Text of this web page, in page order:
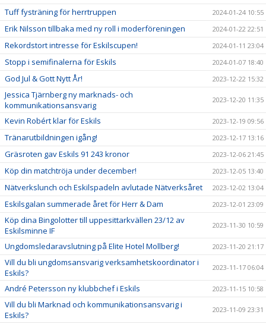
Tuff fysträning för herrtruppen 2024-01-24 10:55
Erik Nilsson tillbaka med ny roll i moderföreningen 2024-01-22 22:51
Rekordstort intresse för Eskilscupen! 2024-01-11 23:04
Stopp i semifinalerna för Eskils 2024-01-07 18:40
God Jul & Gott Nytt År! 2023-12-22 15:32
Jessica Tjärnberg ny marknads- och
kommunikationsansvarig
2023-12-20 11:35
Kevin Robért klar för Eskils 2023-12-19 09:56
Tränarutbildningen igång! 2023-12-17 13:16
Gräsroten gav Eskils 91 243 kronor 2023-12-06 21:45
Köp din matchtröja under december! 2023-12-05 13:40
Nätverkslunch och Eskilspadeln avlutade Nätverksåret 2023-12-02 13:04
Eskilsgalan summerade året för Herr & Dam 2023-12-01 23:09
Köp dina Bingolotter till uppesittarkvällen 23/12 av
Eskilsminne IF
2023-11-30 10:59
Ungdomsledaravslutning på Elite Hotel Mollberg! 2023-11-20 21:17
Vill du bli ungdomsansvarig verksamhetskoordinator i
Eskils?
2023-11-17 06:04
André Petersson ny klubbchef i Eskils 2023-11-15 10:58
Vill du bli Marknad och kommunikationsansvarig i
Eskils?
2023-11-09 23:31